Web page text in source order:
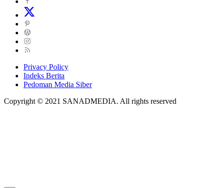
Privacy Policy
Indeks Berita
Pedoman Media Siber
Copyright © 2021 SANADMEDIA. All rights reserved